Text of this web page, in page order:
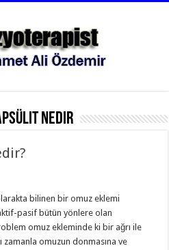
nedir
bilinen bir omuz eklemi
pasif bütün yönlere olan
omuz ekleminde ki bir ağrı ile
zamanla omuzun donmasına ve